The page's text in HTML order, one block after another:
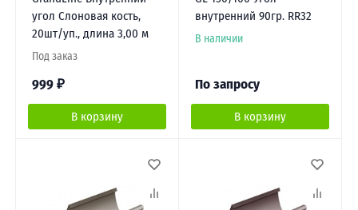
угол Слоновая кость,
20шт/уп., длина 3,00 м
Под заказ
999 ₽
В корзину
внутренний 90гр. RR32
В наличии
По запросу
В корзину